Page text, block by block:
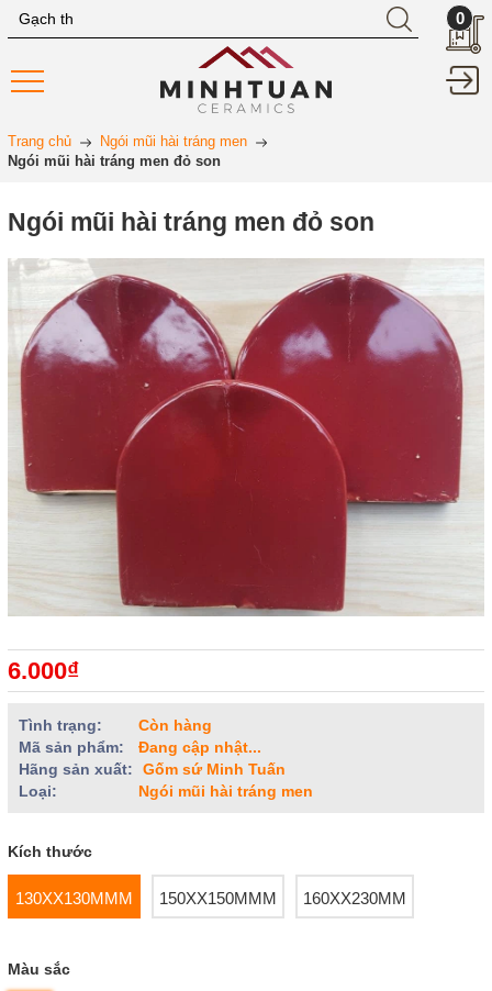
0
Trang chủ
Ngói mũi hài tráng men
Ngói mũi hài tráng men đỏ son
Ngói mũi hài tráng men đỏ son
6.000₫
Tình trạng:
Còn hàng
Mã sản phẩm:
Đang cập nhật...
Hãng sản xuất:
Gốm sứ Minh Tuấn
Loại:
Ngói mũi hài tráng men
Kích thước
130XX130MMM 150XX150MMM 160XX230MM
Màu sắc